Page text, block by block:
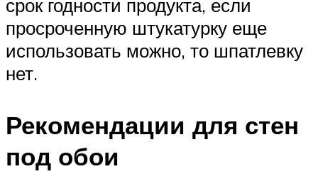
срок годности продукта, если
просроченную штукатурку еще
использовать можно, то шпатлевку
нет.
Рекомендации для стен
под обои